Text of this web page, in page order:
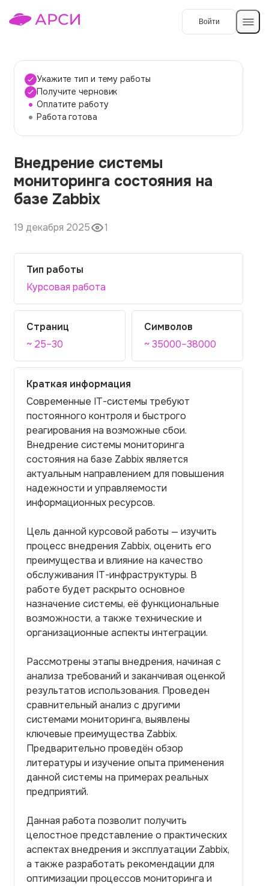
Войти
Темы работ
О сервисе
О компании
Наши гарантии
Вопросы и ответы
Контакты
Укажите тип и тему работы
Получите черновик
Оплатите работу
Работа готова
Внедрение системы
мониторинга состояния на
базе Zabbix
19 декабря 2025 1
Тип работы
Курсовая работа
Страниц
~ 25–30
Символов
~ 35000–38000
Краткая информация
Современные IT-системы требуют
постоянного контроля и быстрого
реагирования на возможные сбои.
Внедрение системы мониторинга
состояния на базе Zabbix является
актуальным направлением для повышения
надежности и управляемости
информационных ресурсов.
Цель данной курсовой работы — изучить
процесс внедрения Zabbix, оценить его
преимущества и влияние на качество
обслуживания IT-инфраструктуры. В
работе будет раскрыто основное
назначение системы, её функциональные
возможности, а также технические и
организационные аспекты интеграции.
Рассмотрены этапы внедрения, начиная с
анализа требований и заканчивая оценкой
результатов использования. Проведен
сравнительный анализ с другими
системами мониторинга, выявлены
ключевые преимущества Zabbix.
Предварительно проведён обзор
литературы и изучение опыта применения
данной системы на примерах реальных
предприятий.
Данная работа позволит получить
целостное представление о практических
аспектах внедрения и эксплуатации Zabbix,
а также разработать рекомендации для
оптимизации процессов мониторинга и